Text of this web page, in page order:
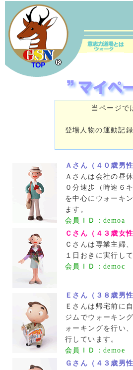
当ページで
登場人物の運動記
Ａさん（４０歳男
Ａさんは会社の昼
０分速歩（時速６
を中心にウォーキ
ます。
会員ＩＤ：demoa
Ｃさん（４３歳女
Ｃさんは専業主婦
１日おきに実行し
会員ＩＤ：democ
Ｅさん（３８歳男
Ｅさんは帰宅前に
ジムでウォーキン
ォーキングを行い
行しています。
会員ＩＤ：demoe
Ｇさん（４３歳男